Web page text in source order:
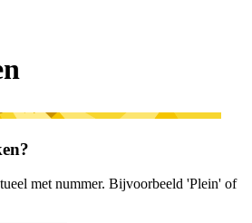
met nummer. Bijvoorbeeld 'Plein' of